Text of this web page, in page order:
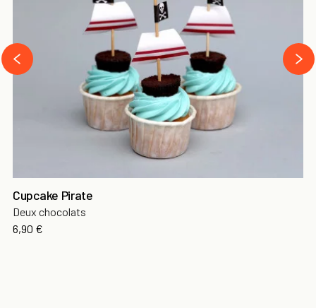
Cupcake Pirate
Deux chocolats
6,90 €
‹
›